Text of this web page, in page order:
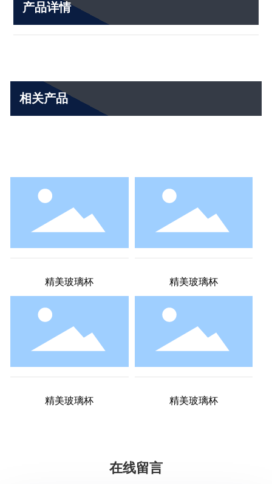
产品详情
相关产品
精美玻璃杯 精美玻璃杯
精美玻璃杯 精美玻璃杯
在线留言